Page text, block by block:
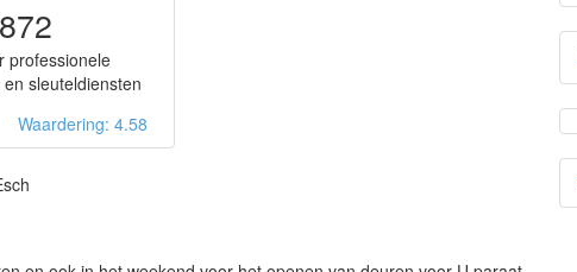
professionele
sleuteldiensten
Waardering: 4.58